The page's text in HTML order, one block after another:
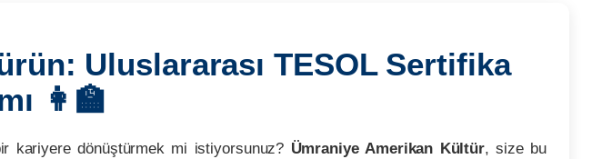
Uluslararası TESOL Sertifika
👩‍🏫
kariyere dönüştürmek mi istiyorsunuz? Ümraniye Amerikan Kültür, size bu